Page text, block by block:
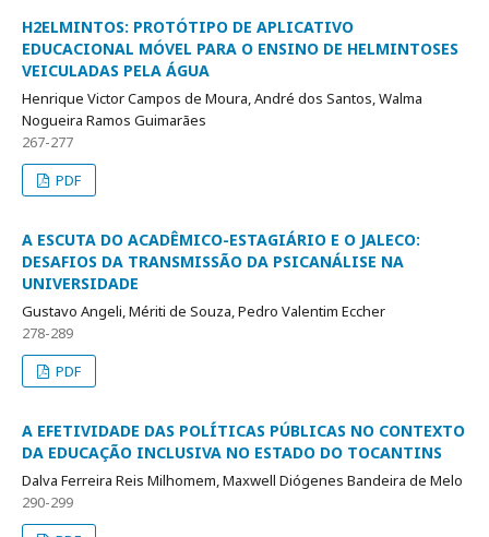
H2ELMINTOS: PROTÓTIPO DE APLICATIVO
EDUCACIONAL MÓVEL PARA O ENSINO DE HELMINTOSES
VEICULADAS PELA ÁGUA
Henrique Victor Campos de Moura, André dos Santos, Walma
Nogueira Ramos Guimarães
267-277
PDF
A ESCUTA DO ACADÊMICO-ESTAGIÁRIO E O JALECO:
DESAFIOS DA TRANSMISSÃO DA PSICANÁLISE NA
UNIVERSIDADE
Gustavo Angeli, Mériti de Souza, Pedro Valentim Eccher
278-289
PDF
A EFETIVIDADE DAS POLÍTICAS PÚBLICAS NO CONTEXTO
DA EDUCAÇÃO INCLUSIVA NO ESTADO DO TOCANTINS
Dalva Ferreira Reis Milhomem, Maxwell Diógenes Bandeira de Melo
290-299